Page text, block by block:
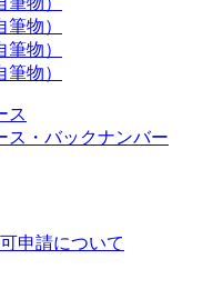
物）
物）
物）
ス
ス・バックナンバー
申請について